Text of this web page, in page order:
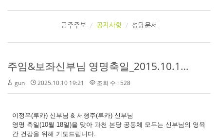
금주주보 공지사항 성당문서
주임&보좌신부님 영명축일_2015.10.18(토)
gun 2025.10.10 19:21 조회 수 : 528
이정우(루카) 신부님 & 서형주(루카) 신부님
영명 축일(10월 18일)을 맞아 과천 본당 공동체 모두는 신부님의 영육
간 건강을 위해 기도드립니다.